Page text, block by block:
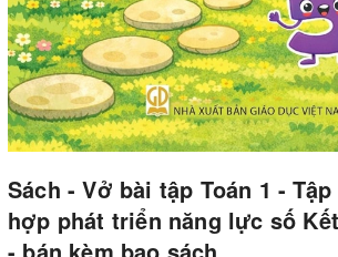
Sách - Vở bài tập Toán 1 -
hợp phát triển năng lực số